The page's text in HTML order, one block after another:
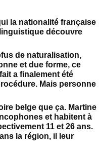
la nationalité française
découvre
de naturalisation,
et due forme, ce
a finalement été
Mais personne
belge que ça. Martine
et habitent à
11 et 26 ans.
la région, il leur